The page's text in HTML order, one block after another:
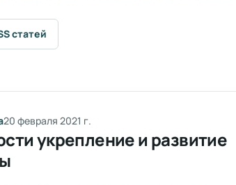
статей
20 февраля 2021 г.
укрепление и развитие